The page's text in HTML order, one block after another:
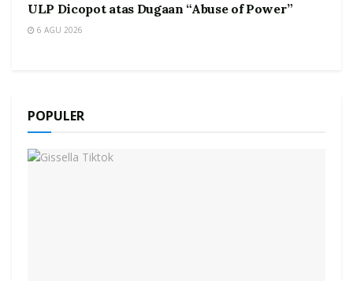
ULP Dicopot atas Dugaan “Abuse of Power”
6 AGU 2026
POPULER